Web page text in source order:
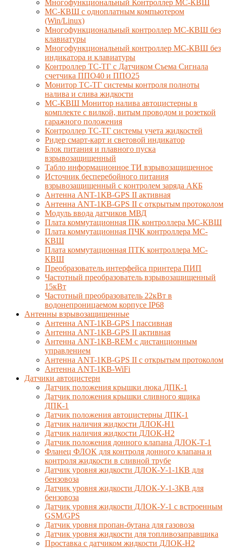
Многофункциональный Контроллер МС-КВШ
МС-КВШ с одноплатным компьютером
(Win/Linux)
Многофункциональный контроллер МС-КВШ без
клавиатуры
Многофункциональный контроллер МС-КВШ без
индикатора и клавиатуры
Контроллер ТС-ТГ с Датчиком Съема Сигнала
счетчика ППО40 и ППО25
Монитор ТС-ТГ системы контроля полноты
налива и слива жидкости
МС-КВШ Монитор налива автоцистерны в
комплекте с вилкой, витым проводом и розеткой
гаражного положения
Контроллер ТС-ТГ системы учета жидкостей
Ридер смарт-карт и световой индикатор
Блок питания и плавного пуска
взрывозащищенный
Табло информационное ТИ взрывозащищенное
Источник бесперебойного питания
взрывозащищенный с контролем заряда АКБ
Антенна ANT-1КВ-GPS II активная
Антенна ANT-1КВ-GPS II с открытым протоколом
Модуль ввода датчиков МВД
Плата коммутационная ПК контроллера МС-КВШ
Плата коммутационная ПЧК контроллера МС-
КВШ
Плата коммутационная ПТК контроллера МС-
КВШ
Преобразователь интерфейса принтера ПИП
Частотный преобразователь взрывозащищенный
15кВт
Частотный преобразователь 22кВт в
водонепроницаемом корпусе IP68
Антенны взрывозащищенные
Антенна ANT-1КВ-GPS I пассивная
Антенна ANT-1КВ-GPS II активная
Антенна ANT-1КВ-REM c дистанционным
управлением
Антенна ANT-1КВ-GPS II с открытым протоколом
Антенна ANT-1КВ-WiFi
Датчики автоцистерн
Датчик положения крышки люка ДПК-1
Датчик положения крышки сливного ящика
ДПК-1
Датчик положения автоцистерны ДПК-1
Датчик наличия жидкости ДЛОК-Н1
Датчик наличия жидкости ДЛОК-Н2
Датчик положения донного клапана ДЛОК-Т-1
Фланец ФЛОК для контроля донного клапана и
контроля жидкости в сливной трубе
Датчик уровня жидкости ДЛОК-У-1-1КВ для
бензовоза
Датчик уровня жидкости ДЛОК-У-1-3КВ для
бензовоза
Датчик уровня жидкости ДЛОК-У-1 с встроенным
GSM/GPS
Датчик уровня пропан-бутана для газовоза
Датчик уровня жидкости для топливозаправщика
Проставка с датчиком жидкости ДЛОК-Н2